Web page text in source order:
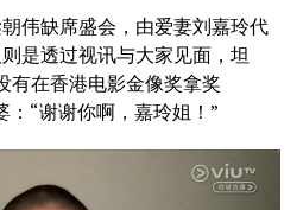
伟缺席盛会，由爱妻刘嘉玲代
是透过视讯与大家见面，坦
有在香港电影金像奖拿奖
：“谢谢你啊，嘉玲姐！”